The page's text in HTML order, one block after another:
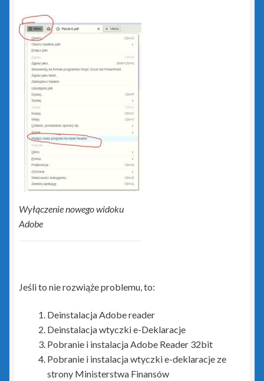
Gratyfikant GT Sfera
niebieski PLUS dla InsERT GT
Rachmistrz GT
Rewizor GT
Sfera dla Gestora GT
Sfera dla Gratyfikanta GT
Sfera dla Rewizora GT
Subiekt Sprint 2
Subiekt123
Wyłączenie nowego widoku
Adobe
Jeśli to nie rozwiąże problemu, to:
Deinstalacja Adobe reader
Deinstalacja wtyczki e-Deklaracje
Pobranie i instalacja Adobe Reader 32bit
Pobranie i instalacja wtyczki e-deklaracje ze
strony Ministerstwa Finansów